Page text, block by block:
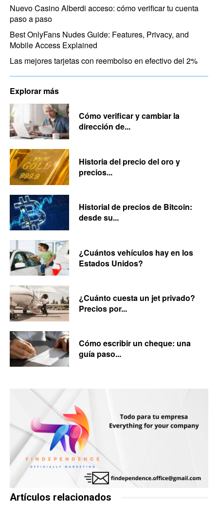
Nuevo Casino Alberdi acceso: cómo verificar tu cuenta
paso a paso
Best OnlyFans Nudes Guide: Features, Privacy, and
Mobile Access Explained
Las mejores tarjetas con reembolso en efectivo del 2%
Explorar más
Cómo verificar y cambiar la
dirección de...
Historia del precio del oro y
precios...
Historial de precios de Bitcoin:
desde su...
¿Cuántos vehículos hay en los
Estados Unidos?
¿Cuánto cuesta un jet privado?
Precios por...
Cómo escribir un cheque: una
guía paso...
Artículos relacionados